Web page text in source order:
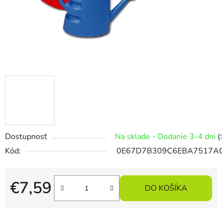
Dostupnosť Na sklade - Dodanie 3-4 dni
Kód:
€7,59
Jednotková cena:
DO KOŠÍKA